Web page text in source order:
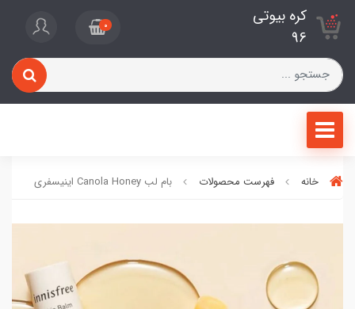
کره بیوتی
96
0
خانه فهرست محصولات بام لب Canola Honey اینیسفری